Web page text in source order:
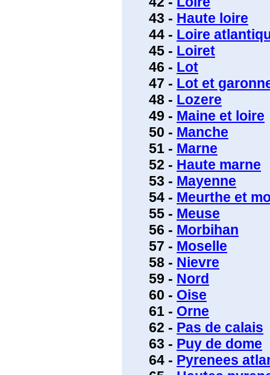
43 - Haute loire
44 - Loire
45 - Loiret
46 - Lot
47 - Lot et
48 - Lozere
49 - Maine et loire
50 - Manche
51 - Marne
52 - Haute marne
53 - Mayenne
54 - Meurthe et
55 - Meuse
56 - Morbihan
57 - Moselle
58 - Nievre
59 - Nord
60 - Oise
61 - Orne
62 - Pas de calais
63 - Puy de dome
64 - Pyrenees